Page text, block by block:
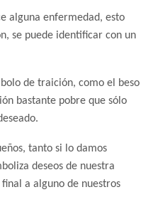
alguna enfermedad, esto
se puede identificar con un
de traición, como el beso
bastante pobre que sólo
tanto si lo damos
deseos de nuestra
a alguno de nuestros